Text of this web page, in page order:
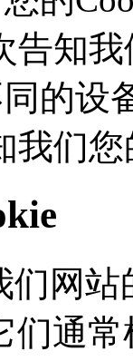
次告知
的设
我们
网站
通常